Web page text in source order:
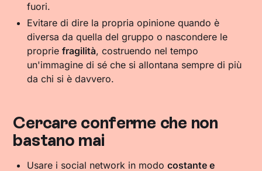
fuori.
Evitare di dire la propria opinione quando è
diversa da quella del gruppo o nascondere le
propriefragilità, costruendo nel tempo
un'immagine di sé che si allontana sempre di più
da chi si è davvero.
Cercare conferme che non
bastano mai
Usare i social network in modocostante e